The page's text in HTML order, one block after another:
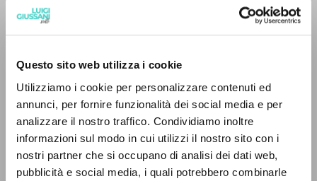
Questo sito web utilizza i cookie
Utilizziamo i cookie per personalizzare contenuti ed
annunci, per fornire funzionalità dei social media e per
analizzare il nostro traffico. Condividiamo inoltre
informazioni sul modo in cui utilizzi il nostro sito con i
nostri partner che si occupano di analisi dei dati web,
pubblicità e social media, i quali potrebbero combinarle
0RESULTS FOUND